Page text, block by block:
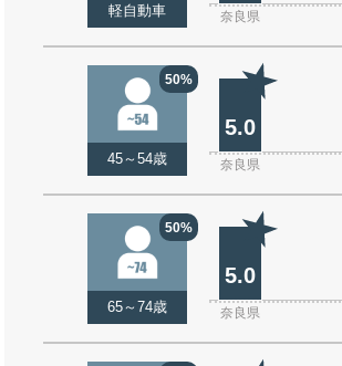
軽自動車 奈良県
50%
45～54歳
5.0
奈良県
50%
65～74歳
5.0
奈良県